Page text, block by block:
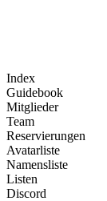
Index
Guidebook
Mitglieder
Team
Reservierungen
Avatarliste
Namensliste
Listen
Discord